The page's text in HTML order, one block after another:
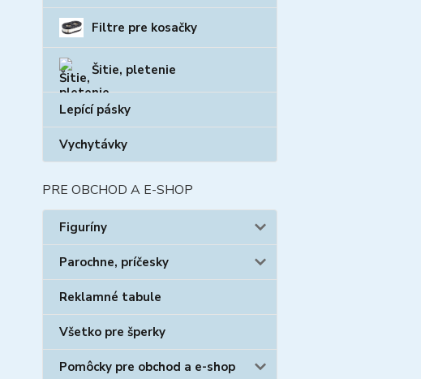
Filtre pre kosačky
Šitie, pletenie
Lepící pásky
Vychytávky
PRE OBCHOD A E-SHOP
Figuríny
Parochne, príčesky
Reklamné tabule
Všetko pre šperky
Pomôcky pre obchod a e-shop